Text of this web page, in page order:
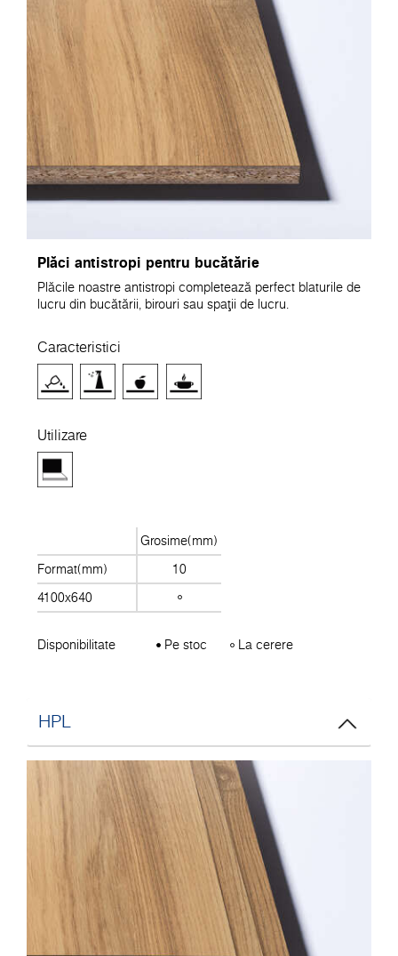
Plăci antistropi pentru bucătărie
Plăcile noastre antistropi completează perfect blaturile de
lucru din bucătării, birouri sau spații de lucru.
Caracteristici
Utilizare
Grosime(mm)
Format(mm)
10
4100x640
Disponibilitate Pe stoc La cerere
HPL